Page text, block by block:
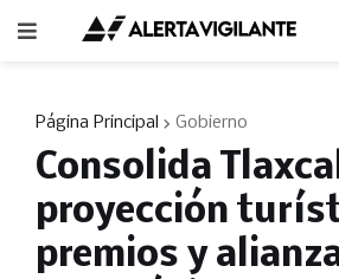
Página Principal Gobierno
Consolida
proyección
premios y